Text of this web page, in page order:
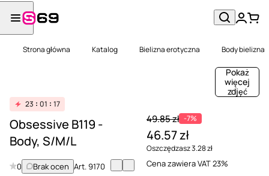
Strona główna Katalog Bielizna erotyczna Body bielizna
Pokaż
więcej
zdjęć
23 01 17
Obsessive B119 -
Body, S/M/L
0 Brak ocen Art.9170
49.85 zł -7%
46.57 zł
Oszczędzasz 3.28 zł
Cena zawiera VAT 23%